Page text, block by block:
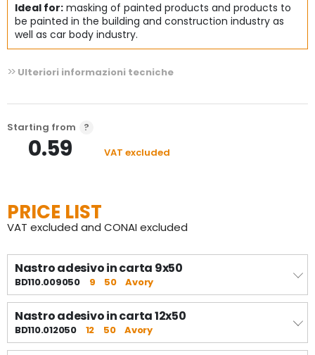
Features
- painting in baking oven up to a temperature of 60C for
one hour, 80C for 30 min.
trace.
- Compatible with the most widespread paints and
colours
- Easy to remove without tape breakage
- Easily conformable
Ideal for: masking of painted products and products to
be painted in the building and construction industry as
well as car body industry.
Ulteriori informazioni tecniche
Starting from
0.59 VAT excluded
PRICE LIST
VAT excluded and CONAI excluded
Nastro adesivo in carta 9x50
BD110.009050 9 50 Avory
Nastro adesivo in carta 12x50
BD110.012050 12 50 Avory